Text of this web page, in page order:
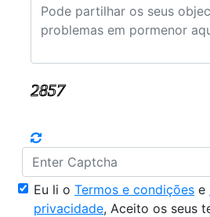
Eu li o Termos e condições e
privacidade, Aceito os seus